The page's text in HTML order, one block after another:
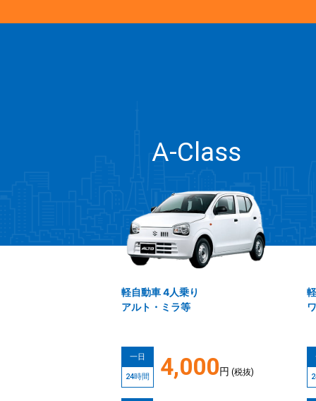
A-Class
軽自動車 4人乗り
アルト・ミラ等
一日
24時間 4,000円 (税抜)